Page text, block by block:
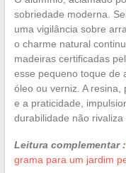
sobriedade moderna.
uma vigilância sobre
o charme natural
madeiras certificadas
esse pequeno toque de
óleo ou verniz. A
e a praticidade,
durabilidade não
Leitura complementar :
grama para um jardim